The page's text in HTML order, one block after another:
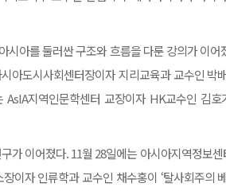
시아를 둘러싼 구조와 흐름을 다룬 강의가 이
아도시사회센터장이자 지리교육과 교수인 박
지역인문학센터 교장이자 HK교수인 김
가 이어졌다. 11월 28일에는 아시아지역정보
이자 인류학과 교수인 채수홍이 ‘탈사회주의